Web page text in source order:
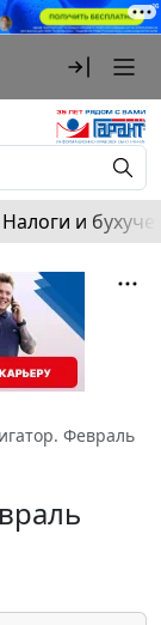
Налоги и
Февраль